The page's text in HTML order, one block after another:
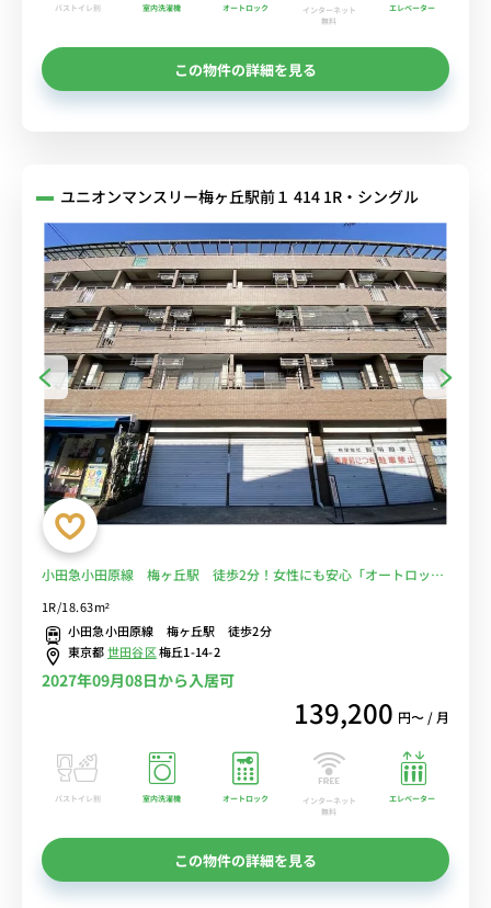
バストイレ別 室内洗濯機 オートロック
インターネット
無料
エレベーター
この物件の詳細を見る
ユニオンマンスリー梅ヶ丘駅前１ 414 1R・シングル
小田急小田原線 梅ヶ丘駅 徒歩2分！女性にも安心「オートロッ
ク」「室内洗濯機」■選べるWi-Fi格安レンタル中！
1R/18.63m²
小田急小田原線 梅ヶ丘駅 徒歩2分
東京都世田谷区梅丘1-14-2
2027年09月08日から入居可
139,200 円〜 / 月
バストイレ別 室内洗濯機 オートロック
インターネット
無料
エレベーター
この物件の詳細を見る